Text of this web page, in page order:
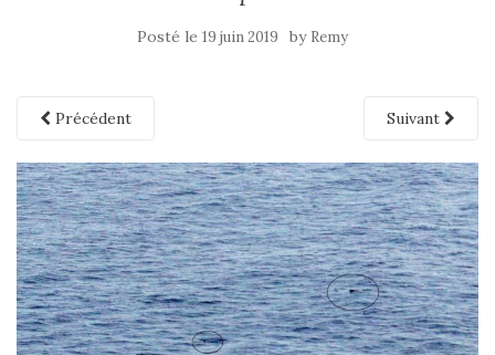
Posté le 19 juin 2019 by Remy
Précédent Suivant